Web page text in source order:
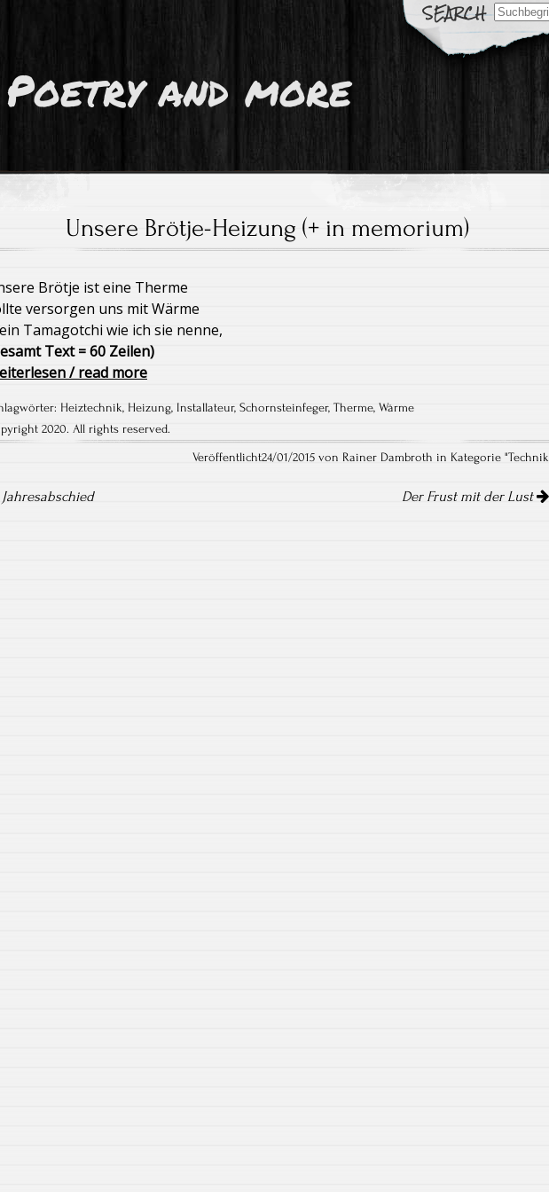
Search
for:
Poetry and more
Unsere Brötje-Heizung (+ in memorium)
Brötje ist eine Therme
versorgen uns mit Wärme
Tamagotchi wie ich sie nenne,
Text = 60 Zeilen)
/ read more
Heiztechnik, Heizung, Installateur, Schornsteinfeger, Therme, Wärme
2020. All rights reserved.
Veröffentlicht24/01/2015 von Rainer Dambroth in Kategorie "Technik
Jahresabschied Der Frust mit der Lust